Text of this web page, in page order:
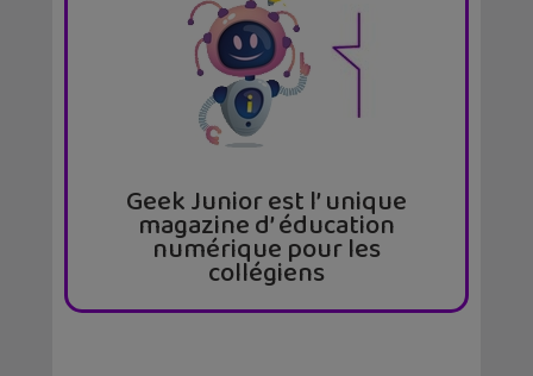
Geek Junior est l’ unique
magazine d’ éducation
numérique pour les
collégiens